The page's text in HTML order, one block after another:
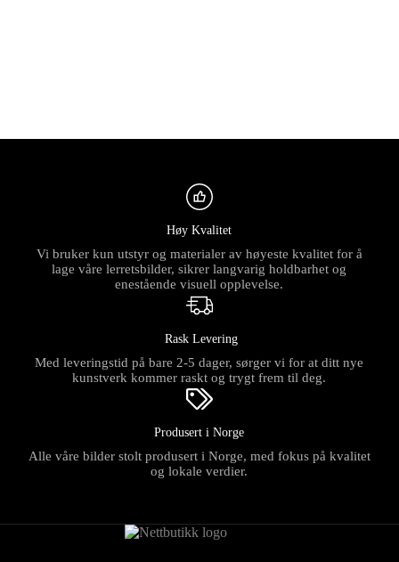
Høy Kvalitet
Vi bruker kun utstyr og materialer av høyeste kvalitet for å
lage våre lerretsbilder, sikrer langvarig holdbarhet og
enestående visuell opplevelse.
Rask Levering
Med leveringstid på bare 2-5 dager, sørger vi for at ditt nye
kunstverk kommer raskt og trygt frem til deg.
Produsert i Norge
Alle våre bilder stolt produsert i Norge, med fokus på kvalitet
og lokale verdier.